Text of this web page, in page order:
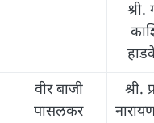
श्री.
वीर बाजी
पासलकर
श्री.